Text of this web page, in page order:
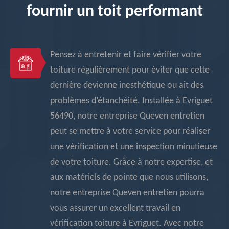
fournir un toit performant
Pensez à entretenir et faire vérifier votre
toiture régulièrement pour éviter que cette
dernière devienne inesthétique ou ait des
problèmes d’étanchéité. Installée à Evriguet
56490, notre entreprise Queven entretien
peut se mettre à votre service pour réaliser
une vérification et une inspection minutieuse
de votre toiture. Grâce à notre expertise, et
aux matériels de pointe que nous utilisons,
notre entreprise Queven entretien pourra
vous assurer un excellent travail en
vérification toiture à Evriguet. Avec notre